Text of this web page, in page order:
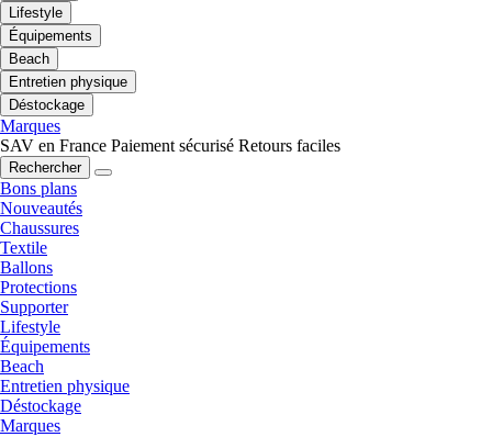
Lifestyle
Équipements
Beach
Entretien physique
Déstockage
Marques
SAV en France Paiement sécurisé Retours faciles
Rechercher
Bons plans
Nouveautés
Chaussures
Textile
Ballons
Protections
Supporter
Lifestyle
Équipements
Beach
Entretien physique
Déstockage
Marques